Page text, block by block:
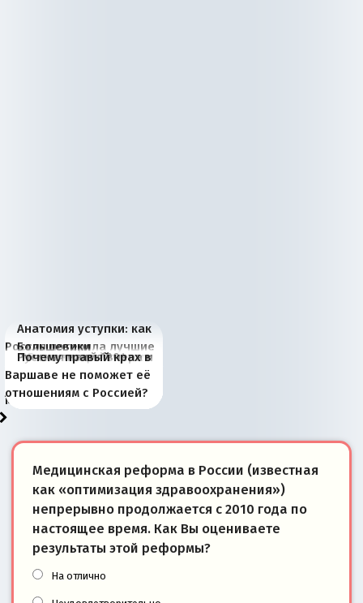
Анатомия уступки: как
Россия потеряла лучшие
рыбопромысловые
районы Баренцева
моря
Большевики
отличаются от «Яблока»
тем, что они -
победители
Киевская марионетка
Запада рассказала о
«переобувании» хозяев
В России назрели
перемены: 15 шагов к
суверенной экономике
Миграционный пожар
Европы
Россия начинает
сбрасывать балласт
Анкориджа
Россия зимой 1904
года: первые уступки во
внутренней политике
Русская нация вчера и
сегодня
Почему правый крах в
Варшаве не поможет её
отношениям с Россией?
Медицинская реформа в России (известная
как «оптимизация здравоохранения»)
непрерывно продолжается с 2010 года по
настоящее время. Как Вы оцениваете
результаты этой реформы?
На отлично